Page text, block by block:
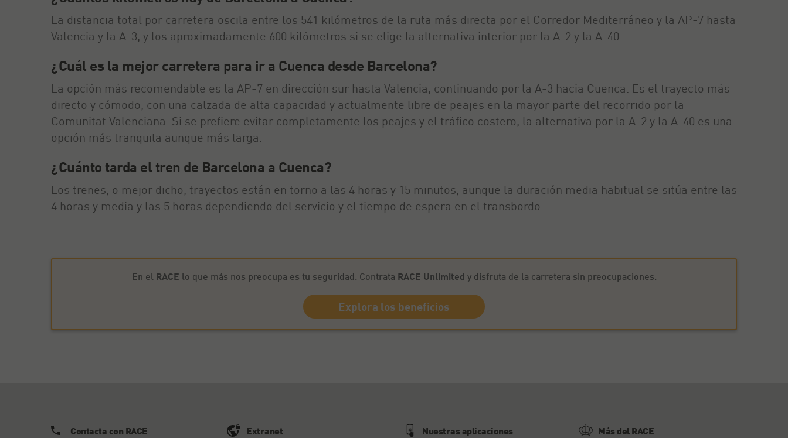
La distancia total por carretera oscila entre los 541 kilómetros de la ruta más directa por el Corredor Mediterráneo y la AP-7 hasta
Valencia y la A-3, y los aproximadamente 600 kilómetros si se elige la alternativa interior por la A-2 y la A-40.
¿Cuál es la mejor carretera para ir a Cuenca desde Barcelona?
La opción más recomendable es la AP-7 en dirección sur hasta Valencia, continuando por la A-3 hacia Cuenca. Es el trayecto más
directo y cómodo, con una calzada de alta capacidad y actualmente libre de peajes en la mayor parte del recorrido por la
Comunitat Valenciana. Si se prefiere evitar completamente los peajes y el tráfico costero, la alternativa por la A-2 y la A-40 es una
opción más tranquila aunque más larga.
¿Cuánto tarda el tren de Barcelona a Cuenca?
Los trenes, o mejor dicho, trayectos están en torno a las 4 horas y 15 minutos, aunque la duración media habitual se sitúa entre las
4 horas y media y las 5 horas dependiendo del servicio y el tiempo de espera en el transbordo.
En el RACE lo que más nos preocupa es tu seguridad. Contrata RACE Unlimited y disfruta de la carretera sin preocupaciones.
Explora los beneficios
Contacta con RACE Extranet Nuestras aplicaciones Más del RACE